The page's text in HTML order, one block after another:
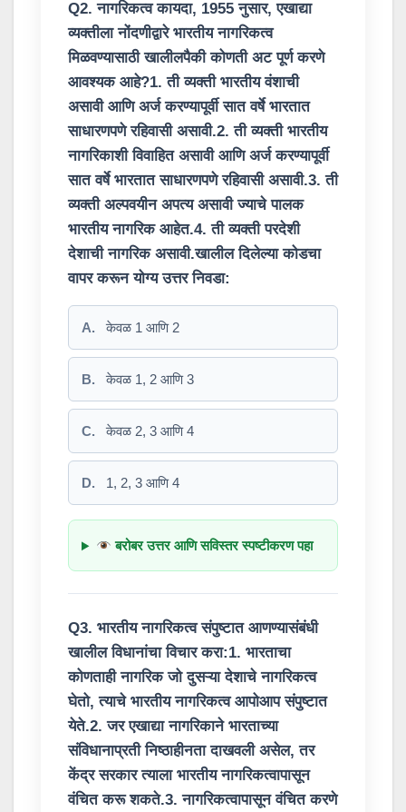
Q2. नागरिकत्व कायदा, 1955 नुसार, एखाद्या
व्यक्तीला नोंदणीद्वारे भारतीय नागरिकत्व
मिळवण्यासाठी खालीलपैकी कोणती अट पूर्ण करणे
आवश्यक आहे?1. ती व्यक्ती भारतीय वंशाची
असावी आणि अर्ज करण्यापूर्वी सात वर्षे भारतात
साधारणपणे रहिवासी असावी.2. ती व्यक्ती भारतीय
नागरिकाशी विवाहित असावी आणि अर्ज करण्यापूर्वी
सात वर्षे भारतात साधारणपणे रहिवासी असावी.3. ती
व्यक्ती अल्पवयीन अपत्य असावी ज्याचे पालक
भारतीय नागरिक आहेत.4. ती व्यक्ती परदेशी
देशाची नागरिक असावी.खालील दिलेल्या कोडचा
वापर करून योग्य उत्तर निवडा:
A. केवळ 1 आणि 2
B. केवळ 1, 2 आणि 3
C. केवळ 2, 3 आणि 4
D. 1, 2, 3 आणि 4
बरोबर उत्तर आणि सविस्तर स्पष्टीकरण पहा
Q3. भारतीय नागरिकत्व संपुष्टात आणण्यासंबंधी
खालील विधानांचा विचार करा:1. भारताचा
कोणताही नागरिक जो दुसऱ्या देशाचे नागरिकत्व
घेतो, त्याचे भारतीय नागरिकत्व आपोआप संपुष्टात
येते.2. जर एखाद्या नागरिकाने भारताच्या
संविधानाप्रती निष्ठाहीनता दाखवली असेल, तर
केंद्र सरकार त्याला भारतीय नागरिकत्वापासून
वंचित करू शकते.3. नागरिकत्वापासून वंचित करणे